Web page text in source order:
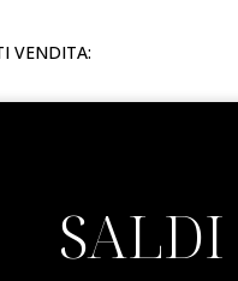
VENDITA: